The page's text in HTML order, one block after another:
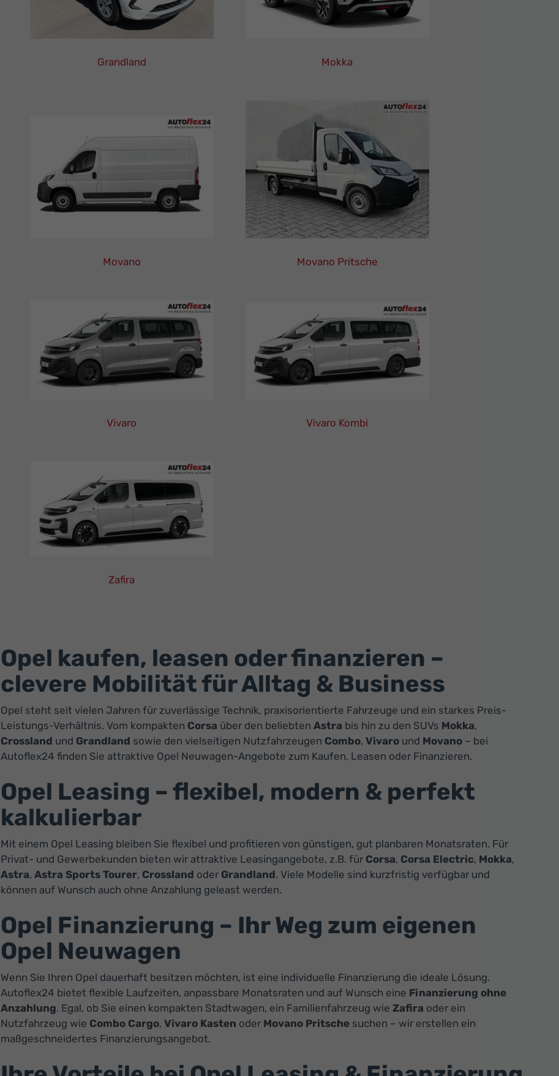
Grandland Mokka
Finanzierung
Neuwagen
Movano
Finanzierung
Neuwagen
Movano Pritsche
Leasing
Finanzierung
Neuwagen
Vivaro
Finanzierung
Neuwagen
Vivaro Kombi
Zafira
Neuwagen
Opel kaufen, leasen oder finanzieren –
clevere Mobilität für Alltag & Business
Opel steht seit vielen Jahren für zuverlässige Technik, praxisorientierte Fahrzeuge und ein starkes Preis-
Leistungs-Verhältnis. Vom kompakten Corsa über den beliebten Astra bis hin zu den SUVs Mokka,
Crossland und Grandland sowie den vielseitigen Nutzfahrzeugen Combo, Vivaround Movano– bei
Autoflex24 finden Sie attraktive Opel Neuwagen-Angebote zum Kaufen, Leasen oder Finanzieren.
Opel Leasing – flexibel, modern & perfekt
kalkulierbar
Mit einem Opel Leasing bleiben Sie flexibel und profitieren von günstigen, gut planbaren Monatsraten. Für
Privat- und Gewerbekunden bieten wir attraktive Leasingangebote, z.B. für Corsa, Corsa Electric, Mokka,
Astra, Astra Sports Tourer, Crossland oder Grandland. Viele Modelle sind kurzfristig verfügbar und
können auf Wunsch auch ohne Anzahlung geleast werden.
Opel Finanzierung – Ihr Weg zum eigenen
Opel Neuwagen
Wenn Sie Ihren Opel dauerhaft besitzen möchten, ist eine individuelle Finanzierung die ideale Lösung.
Autoflex24 bietet flexible Laufzeiten, anpassbare Monatsraten und auf Wunsch eine Finanzierung ohne
Anzahlung. Egal, ob Sie einen kompakten Stadtwagen, ein Familienfahrzeug wie Zafira oder ein
Nutzfahrzeug wie Combo Cargo, Vivaro Kasten oder Movano Pritschesuchen – wir erstellen ein
maßgeschneidertes Finanzierungsangebot.